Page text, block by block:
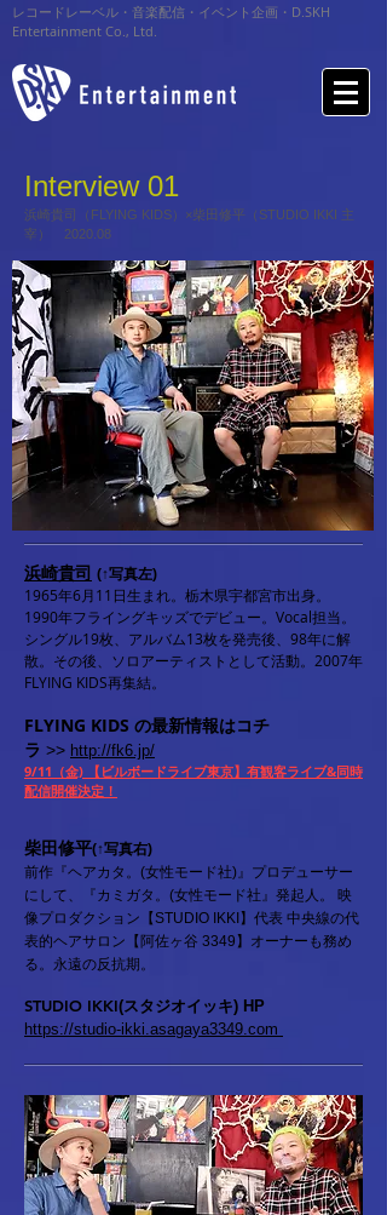
レコードレーベル・音楽配信・イベント企画・D.SKH
Entertainment Co., Ltd.
Interview 01
浜崎貴司（FLYING KIDS）×柴田修平（STUDIO IKKI 主
宰） 2020.08
浜崎貴司 (↑写真左)
1965年6月11日生まれ。栃木県宇都宮市出身。
1990年フライングキッズでデビュー。Vocal担当。
シングル19枚、アルバム13枚を発売後、98年に解
散。その後、ソロアーティストとして活動。2007年
FLYING KIDS再集結。
FLYING KIDS の最新情報はコチ
ラ >> http://fk6.jp/
9/11（金) 【ビルボードライブ東京】有観客ライブ&同時
配信開催決定！
柴田修平(↑写真右)
前作『ヘアカタ。(女性モード社)』プロデューサー
にして、『カミガタ。(女性モード社』発起人。 映
像プロダクション【STUDIO IKKI】代表 中央線の代
表的ヘアサロン【阿佐ヶ谷 3349】オーナーも務め
る。永遠の反抗期。
STUDIO IKKI(スタジオイッキ) HP
https://studio-ikki.asagaya3349.com